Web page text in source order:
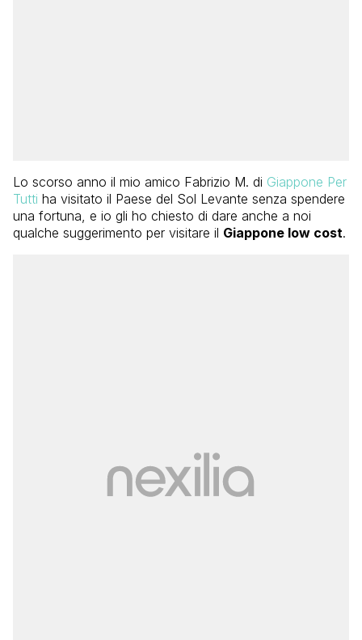
Lo scorso anno il mio amico Fabrizio M. di Giappone Per
Tutti ha visitato il Paese del Sol Levante senza spendere
una fortuna, e io gli ho chiesto di dare anche a noi
qualche suggerimento per visitare il Giappone low cost.